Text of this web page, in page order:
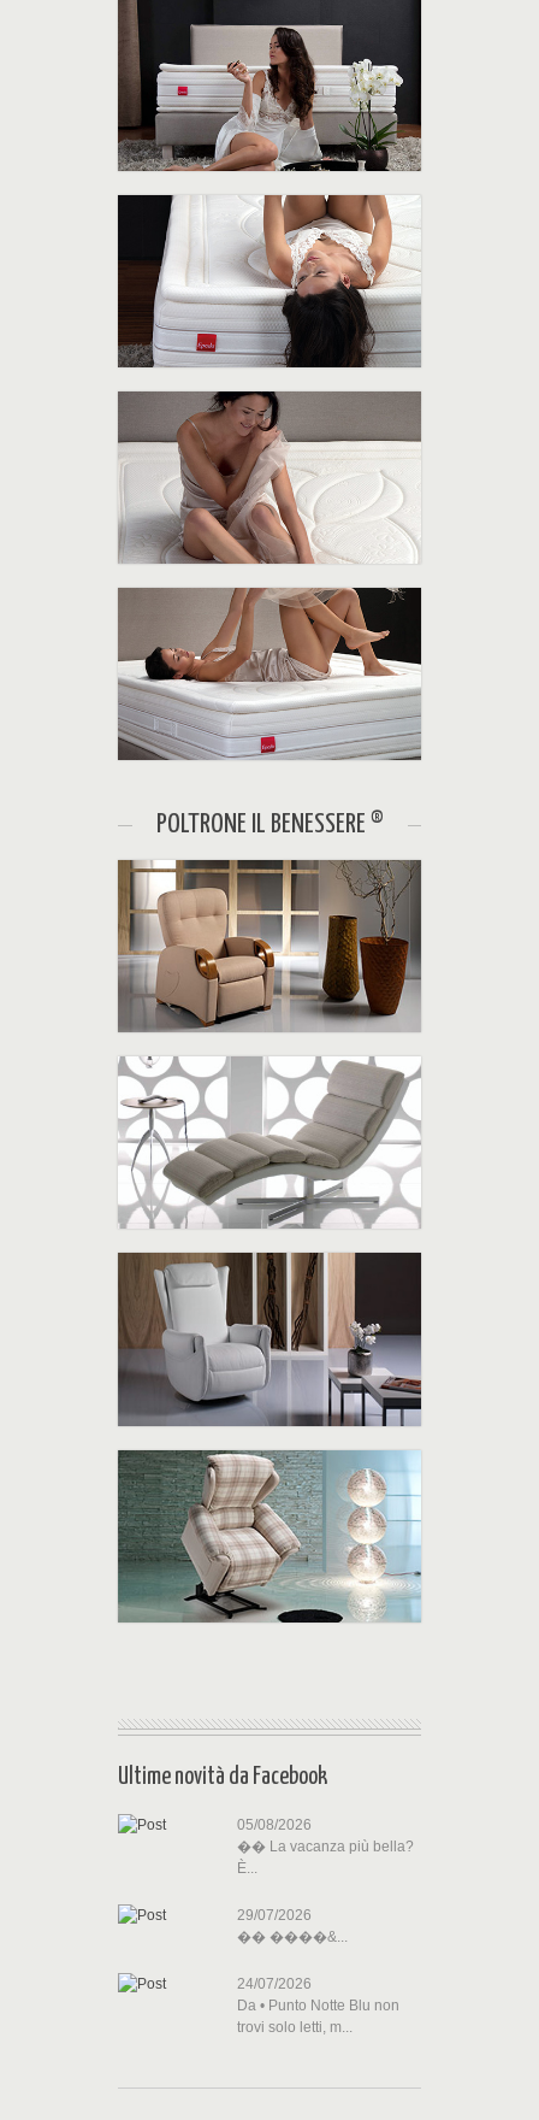
Comfort di altissimo livello
Un comfort che fa rima con Ciò che rende
semplicemente unico ogni materasso della
Collezione Epeda è il benessere, ma che si
rivela anche sinonimo di charme ed
eleganza.
Momenti di relax
Un'esperienza esclusiva, elegante ed
avvolgente, per trasformare in pura
emozione ogni tuo momento di relax.
Coinvolgere tutti i tuoi sensi
Dal tatto, sollecitato dalla generosità delle
trapuntature e dalla preziosa morbidezza dei
tessuti, sino allo sguardo, che si lascia rapire
dall’eleganza delle linee.
Il comfort Epeda
Il corpo, sostenuto con perfetta ergonomia
delle nostre tecnologie d'avanguardia, ed
accolto con dolcezza e profondità dai pregiati
rivestimenti.
POLTRONE IL BENESSERE ®
Poltrone
Le poltrone "Il Benessere" sono
programmate per il tuo relax.
Chaise Longues
La ricerca continua caratterizza le collezioni
di poltrone e chaise longues "Il Benessere".
Poltrone Massaggio
Perchè non c'è vero benessere senza il
raggiungimento del miglior comfort.
Poltrone Relax Lift
Poltrone relax facilmente spostabili,
sollevamento ideale per persone con
difficoltà di deambulazione.
Ultime novità da Facebook
05/08/2026
�� La vacanza più bella?
È...
29/07/2026
�� ����&...
24/07/2026
Da • Punto Notte Blu non
trovi solo letti, m...